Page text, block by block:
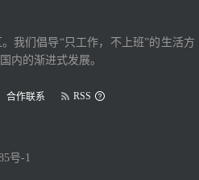
我们倡导“只工作，不上班”的生活方
内的渐进式发展。
合作联系 RSS
号-1